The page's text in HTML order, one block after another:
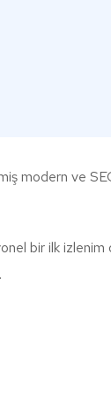
modern ve
bir ilk izlenim